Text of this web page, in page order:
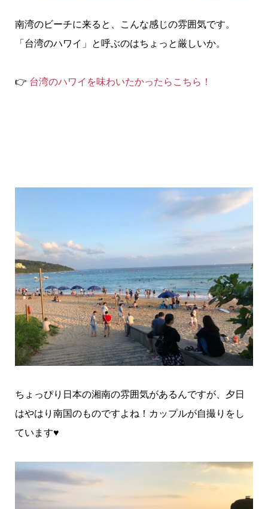
南湾のビーチに来ると、こんな感じの雰囲気です。
「台湾のハワイ」と呼ぶのはちょっと厳しいか。
👉 台湾のハワイを味わいたかったらこちら！
ちょっぴり日本の湘南の雰囲気があるんですが、夕日
はやはり南国のものですよね！カップルが自撮りをし
ています♥️